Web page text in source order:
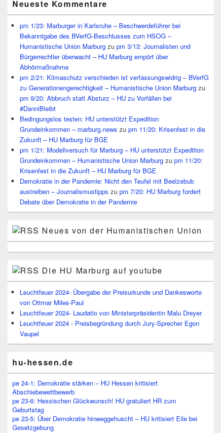
Neueste Kommentare
pm 1/23: Marburger in Karlsruhe – Beschwerdeführer bei
Bekanntgabe des BVerfG-Beschlusses zum HSOG –
Humanistische Union Marburg zu pm 3/13: Journalisten und
Bürgerrechtler überwacht – HU Marburg empört über
Abhörmaßnahme
pm 2/21: Klimaschutz verschieden ist verfassungswidrig – BVerfG
zu Generationengerechtigkeit – Humanistische Union Marburg zu
pm 9/20: Abbruch statt Absturz – HU zu Vorfällen bei
#DanniBleibt
Bedingungslos testen: HU unterstützt Expedition
Grundeinkommen – marburg.news zu pm 11/20: Krisenfest in die
Zukunft – HU Marburg für BGE
pm 1/21: Modellversuch für Marburg – HU unterstützt Expedition
Grundeinkommen – Humanistische Union Marburg zu pm 11/20:
Krisenfest in die Zukunft – HU Marburg für BGE
Demokratie in der Pandemie: Nicht den Teufel mit Beelzebub
austreiben – Journalismustipps zu pm 7/20: HU Marburg fordert
Debate über Demokratie in der Pandemie
Neues von der Humanistischen Union
Die HU Marburg auf youtube
Leuchtfeuer 2024- Übergabe der Preisurkunde und Dankesworte
von Ottmar Miles-Paul
Leuchtfeuer 2024- Laudatio von Ministerpräsidentin Malu Dreyer
Leuchtfeuer 2024 - Preisbegründung durch Jury-Sprecher Egon
Vaupel
hu-hessen.de
pe 24-1: Demokratie stärken – HU Hessen kritisiert
Abschiebewettbewerb
pe 23-6: Hessischen Glückwunsch! HU gratuliert HR zum
Geburtstag
pe 23-5: Über Demokratie hinweggehuscht – HU kritisiert Eile bei
Gesetzgebung